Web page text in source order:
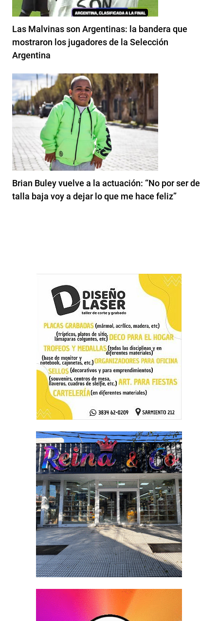
Las Malvinas son Argentinas: la bandera que
mostraron los jugadores de la Selección
Argentina
Brian Buley vuelve a la actuación: “No por ser de
talla baja voy a dejar lo que me hace feliz”